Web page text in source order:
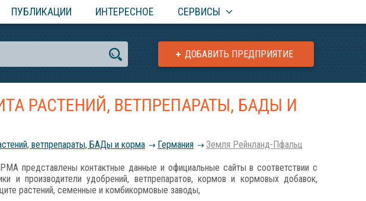
ПУБЛИКАЦИИ ИНТЕРЕСНОЕ СЕРВИСЫ
ДОБАВИТЬ ПРЕДПРИЯТИЕ
РАСТЕНИЙ, ВЕТПРЕПАРАТЫ, БАДЫ И
ветпрепараты, БАДы и корма Германия Земля Рейнланд-Пфальц
контактные данные и официальные сайты в соответствии с
и производители удобрений, ветпрепаратов, кормов и кормовых добавок,
растений, семенные и комбикормовые заводы,